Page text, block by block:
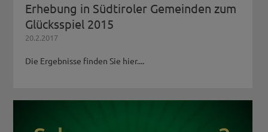
Erhebung in Südtiroler Gemeinden zum
Glücksspiel 2015
20.2.2017
Die Ergebnisse finden Sie hier....